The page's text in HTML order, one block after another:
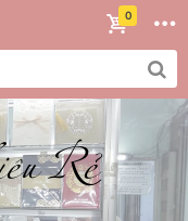
Rẻ